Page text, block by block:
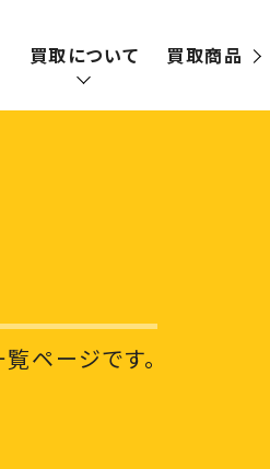
買取について 買取商品
ページです。